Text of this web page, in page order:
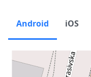
Android iOS